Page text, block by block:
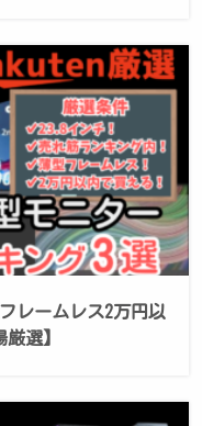
レームレス2万円以
選】